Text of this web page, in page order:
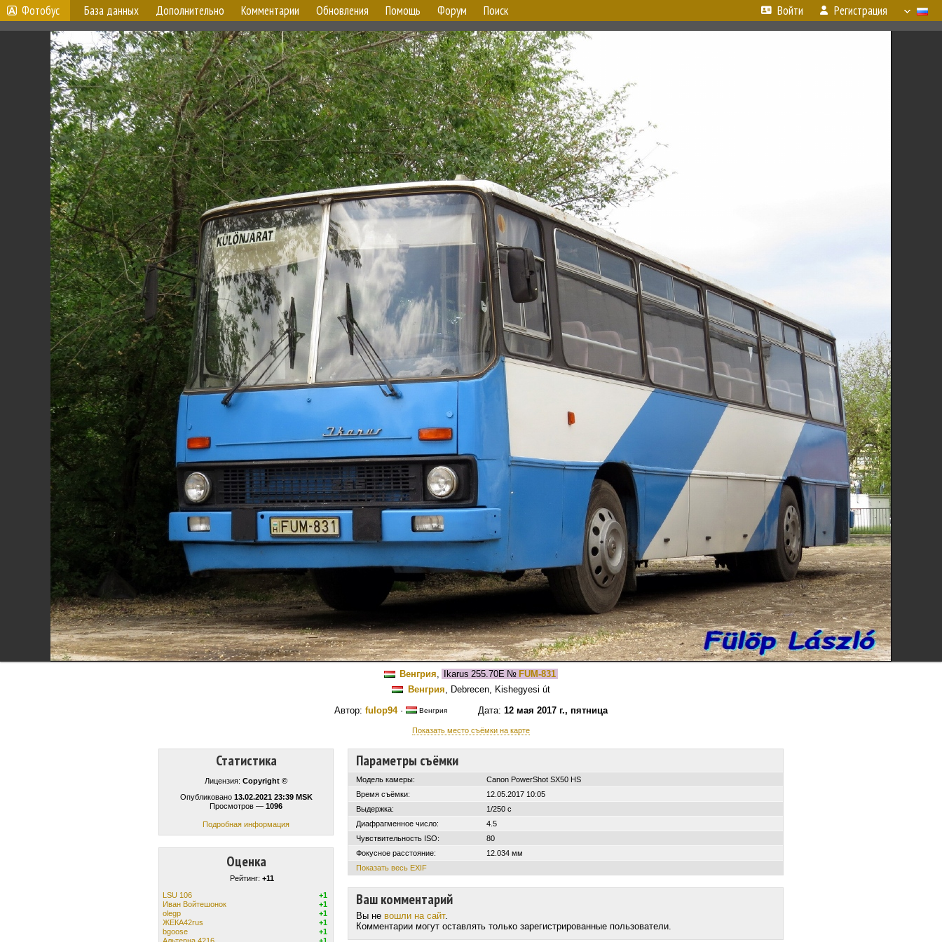
Фотобус База данных Дополнительно Комментарии Обновления Помощь Форум Поиск Войти Регистрация
Венгрия, Ikarus 255.70E № FUM-831
Венгрия, Debrecen, Kishegyesi út
Автор: fulop94· Венгрия Дата: 12 мая 2017 г., пятница
Показать место съёмки на карте
Статистика
Лицензия: Copyright ©
Опубликовано 13.02.2021 23:39 MSK
Просмотров — 1096
Подробная информация
Оценка
Рейтинг: +11
LSU 106
+1
Иван Войтешонок
+1
olegp
+1
ЖЕКА42rus
+1
bgoose
+1
Альтерна 4216
+1
Параметры съёмки
Модель камеры:
Canon PowerShot SX50 HS
Время съёмки:
12.05.2017 10:05
Выдержка:
1/250 с
Диафрагменное число:
4.5
Чувствительность ISO:
80
Фокусное расстояние:
12.034 мм
Показать весь EXIF
Ваш комментарий
Вы не вошли на сайт.
Комментарии могут оставлять только зарегистрированные пользователи.